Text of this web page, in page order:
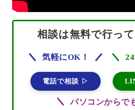
相談は無料で行っ
気軽にOK！
電話で相談 ▷
パソコンからで